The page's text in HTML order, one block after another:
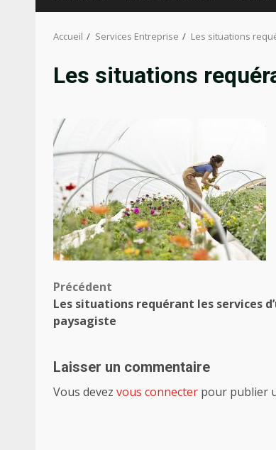
Accueil Services Entreprise Les situations
Les situations
Navigation
d’article
Précédent
Les situations requérant les services
paysagiste
Laisser un commentaire
Vous devez vous connecter pour publier